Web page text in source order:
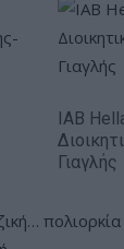
IAB
Γιαγλής